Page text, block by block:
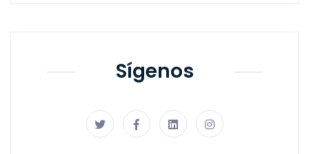
Sígenos